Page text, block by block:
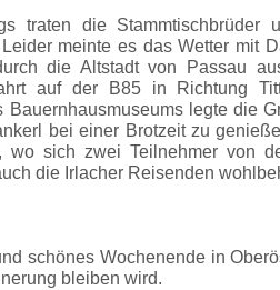
traten die Stammtischbrüder
meinte es das Wetter mit
die Altstadt von Passau
auf der B85 in Richtung
Bauernhausmuseums legte die
bei einer Brotzeit zu
wo sich zwei Teilnehmer von
die Irlacher Reisenden
schönes Wochenende in
bleiben wird.